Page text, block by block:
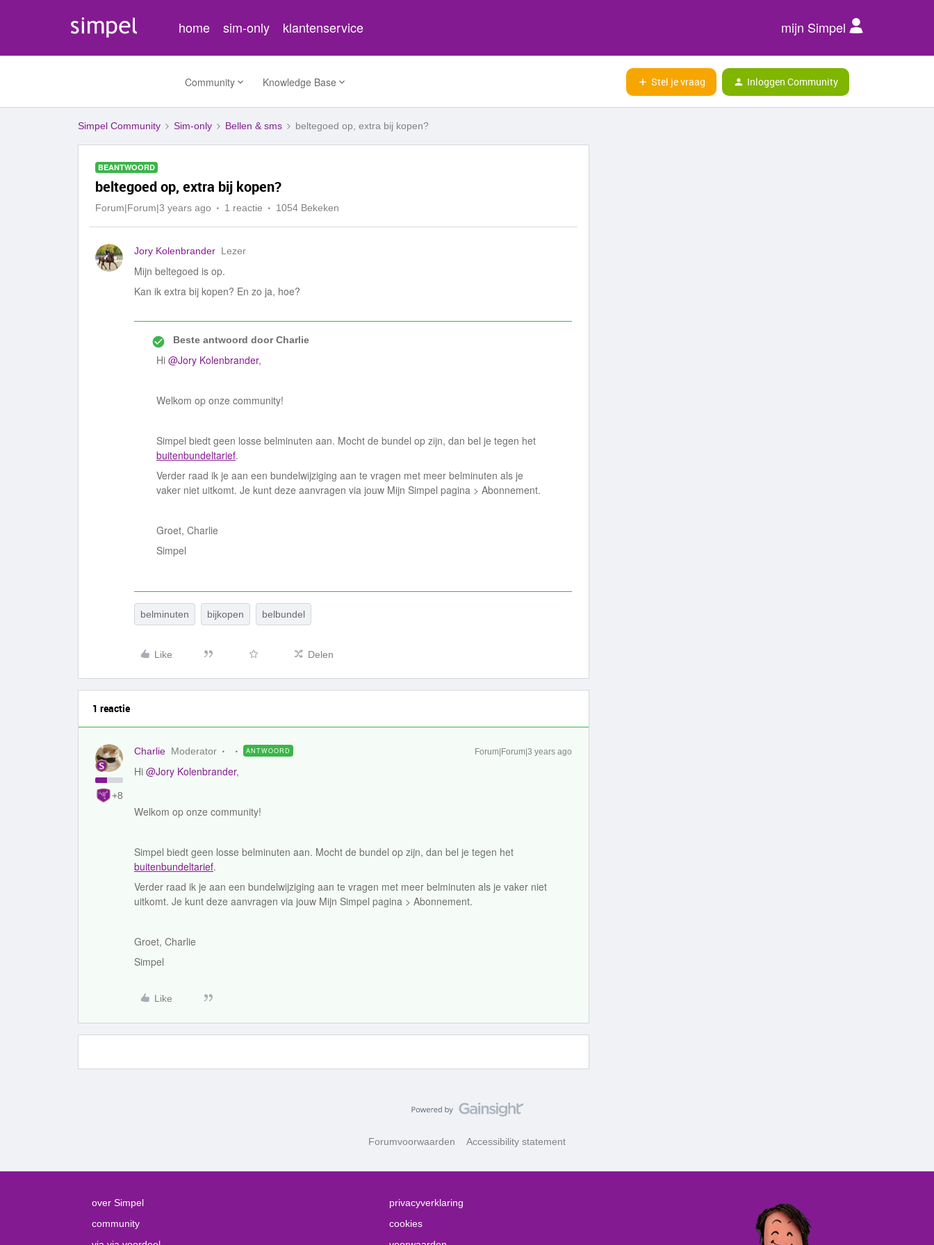
home sim-only klantenservice mijn Simpel
Community Knowledge Base Stel je vraag Inloggen Community
Simpel Community Sim-only Bellen & sms beltegoed op, extra bij kopen?
BEANTWOORD
beltegoed op, extra bij kopen?
Forum|Forum|3 years ago 1 reactie 1054 Bekeken
Jory Kolenbrander Lezer
Mijn beltegoed is op.
Kan ik extra bij kopen? En zo ja, hoe?
Beste antwoord doorCharlie
Hi @Jory Kolenbrander,
Welkom op onze community!
Simpel biedt geen losse belminuten aan. Mocht de bundel op zijn, dan bel je tegen het
buitenbundeltarief.
Verder raad ik je aan een bundelwijziging aan te vragen met meer belminuten als je
vaker niet uitkomt. Je kunt deze aanvragen via jouw Mijn Simpel pagina > Abonnement.
Groet, Charlie
Simpel
belminuten bijkopen belbundel
Like Delen
1 reactie
+8
Charlie Moderator ANTWOORD Forum|Forum|3 years ago
Hi @Jory Kolenbrander,
Welkom op onze community!
Simpel biedt geen losse belminuten aan. Mocht de bundel op zijn, dan bel je tegen het
buitenbundeltarief.
Verder raad ik je aan een bundelwijziging aan te vragen met meer belminuten als je vaker niet
uitkomt. Je kunt deze aanvragen via jouw Mijn Simpel pagina > Abonnement.
Groet, Charlie
Simpel
Like
Forumvoorwaarden Accessibility statement
over Simpel
community
privacyverklaring
cookies